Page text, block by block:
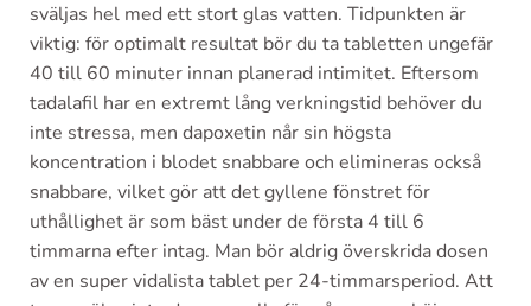
sväljas hel med ett stort glas vatten. Tidpunkten är
viktig: för optimalt resultat bör du ta tabletten ungefär
40 till 60 minuter innan planerad intimitet. Eftersom
tadalafil har en extremt lång verkningstid behöver du
inte stressa, men dapoxetin når sin högsta
koncentration i blodet snabbare och elimineras också
snabbare, vilket gör att det gyllene fönstret för
uthållighet är som bäst under de första 4 till 6
timmarna efter intag. Man bör aldrig överskrida dosen
av en super vidalista tablet per 24-timmarsperiod. Att